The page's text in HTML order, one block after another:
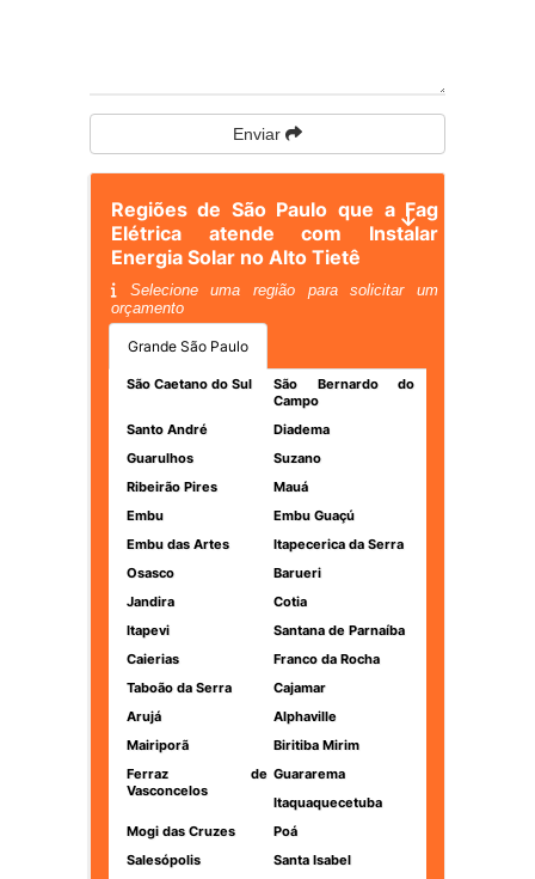
Enviar
Regiões de São Paulo que a Fag
Elétrica atende com Instalar
Energia Solar no Alto Tietê
Selecione uma região para solicitar um
orçamento
Grande São Paulo
São Caetano do Sul
São Bernardo do
Campo
Santo André
Diadema
Guarulhos
Suzano
Ribeirão Pires
Mauá
Embu
Embu Guaçú
Embu das Artes
Itapecerica da Serra
Osasco
Barueri
Jandira
Cotia
Itapevi
Santana de Parnaíba
Caierias
Franco da Rocha
Taboão da Serra
Cajamar
Arujá
Alphaville
Mairiporã
Biritiba Mirim
Ferraz de
Vasconcelos
Guararema
Itaquaquecetuba
Mogi das Cruzes
Poá
Salesópolis
Santa Isabel